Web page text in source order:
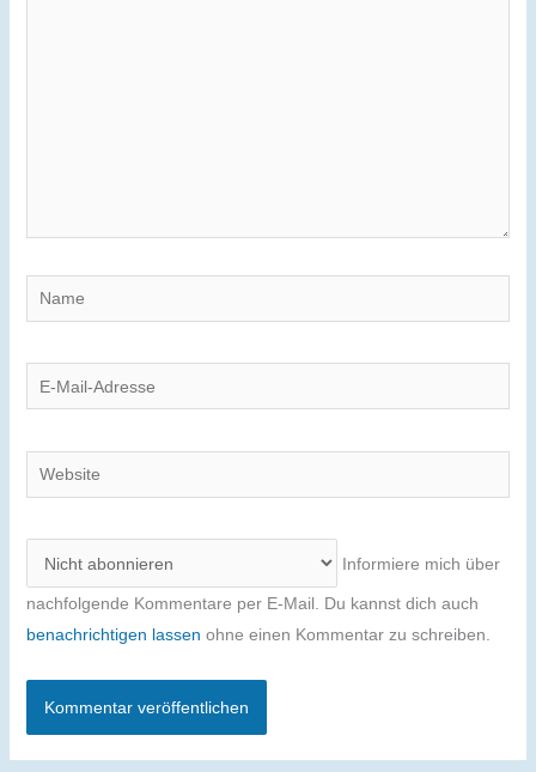
Name
E-
Mail-
Website
Informiere mich über
nachfolgende Kommentare per E-Mail. Du kannst dich auch
benachrichtigen lassen ohne einen Kommentar zu schreiben.